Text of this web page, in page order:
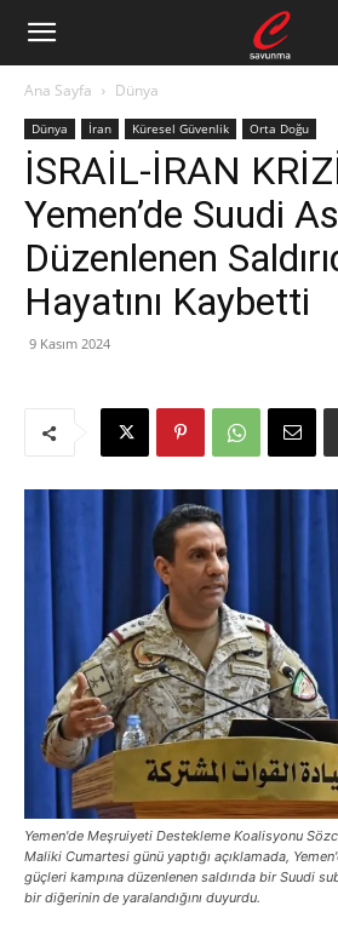
Ana Sayfa Dünya
Dünya İran Küresel Güvenlik Orta Doğu
İSRAİL-İRAN
Yemen’de Suudi
Düzenlenen
Hayatını Kaybetti
9 Kasım 2024
Yemen'de Meşruiyeti Destekleme Koalisyonu
Maliki Cumartesi günü yaptığı açıklamada,
güçleri kampına düzenlenen saldırıda bir Suudi
bir diğerinin de yaralandığını duyurdu.